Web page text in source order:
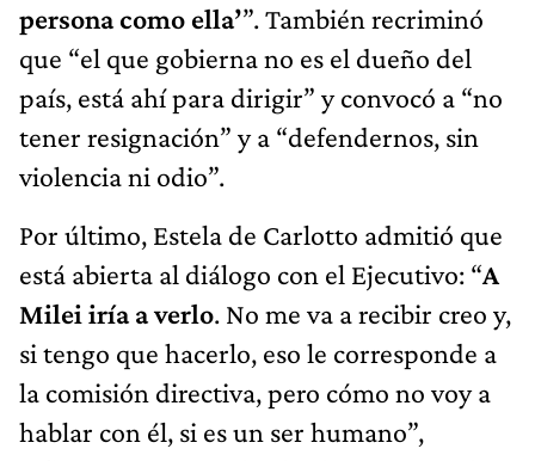
persona como ella’”. También recriminó
que “el que gobierna no es el dueño del
país, está ahí para dirigir” y convocó a “no
tener resignación” y a “defendernos, sin
violencia ni odio”.
Por último, Estela de Carlotto admitió que
está abierta al diálogo con el Ejecutivo: “A
Milei iría a verlo. No me va a recibir creo y,
si tengo que hacerlo, eso le corresponde a
la comisión directiva, pero cómo no voy a
hablar con él, si es un ser humano”,